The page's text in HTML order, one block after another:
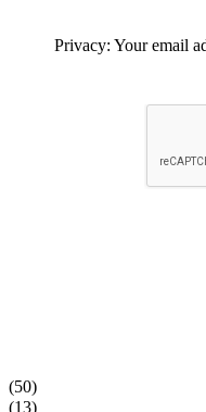
Privacy: Your email
(50)
(13)